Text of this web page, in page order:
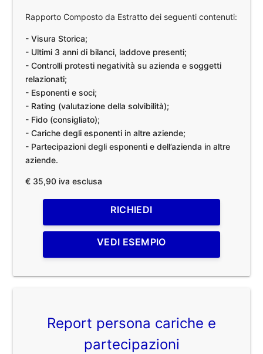
Rapporto Composto da Estratto dei seguenti contenuti:
- Visura Storica;
- Ultimi 3 anni di bilanci, laddove presenti;
- Controlli protesti negatività su azienda e soggetti
relazionati;
- Esponenti e soci;
- Rating (valutazione della solvibilità);
- Fido (consigliato);
- Cariche degli esponenti in altre aziende;
- Partecipazioni degli esponenti e dell’azienda in altre
aziende.
€ 35,90 iva esclusa
RICHIEDI
VEDI ESEMPIO
Report persona cariche e
partecipazioni